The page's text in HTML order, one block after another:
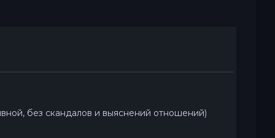
без скандалов и выяснений отношений)